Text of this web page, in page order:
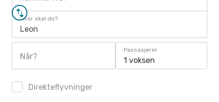
Hvor skal du?
Leon
Når?
Passasjerer
1 voksen
Direkteflyvninger